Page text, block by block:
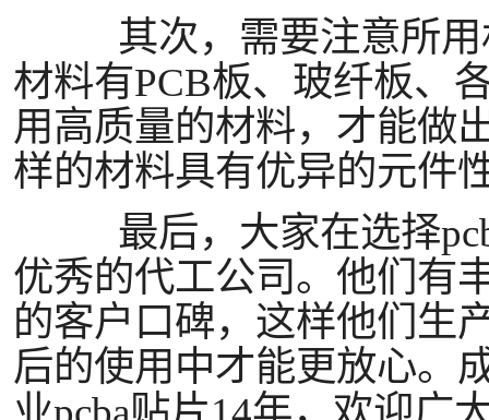
其次，需要注意所用
材料有PCB板、玻纤板、
用高质量的材料，才能做
样的材料具有优异的元件
最后，大家在选择
优秀的代工公司。他们有
的客户口碑，这样他们生
后的使用中才能更放心。